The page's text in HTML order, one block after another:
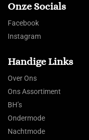
Onze Socials
Facebook
Instagram
Handige Links
Over Ons
Ons Assortiment
BH’s
Ondermode
Nachtmode